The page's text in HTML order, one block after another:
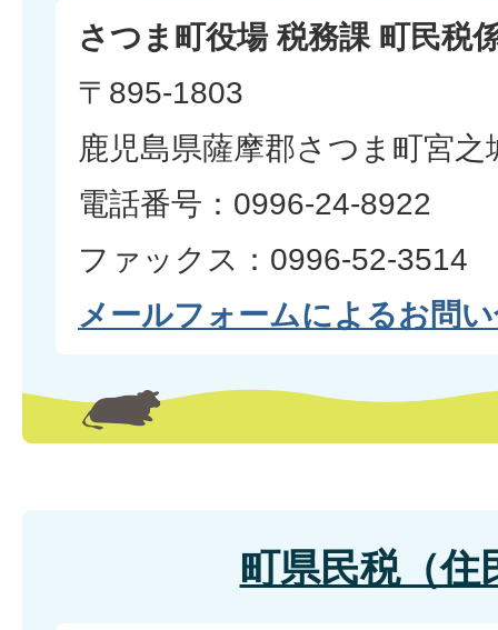
さつま町役場 税務課 町民税
〒895-1803
鹿児島県薩摩郡さつま町宮
電話番号：0996-24-8922
ファックス：0996-52-3514
メールフォームによるお問
町県民税（住